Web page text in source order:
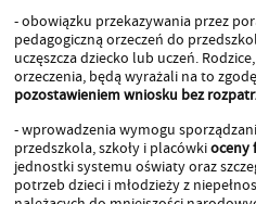
- obowiązku przekazywania przez
pedagogiczną orzeczeń do
uczęszcza dziecko lub uczeń.
orzeczenia, będą wyrażali na to
pozostawieniem wniosku bez
- wprowadzenia wymogu
przedszkola, szkoły i placówkioceny
jednostki systemu oświaty oraz
potrzeb dzieci i młodzieży z